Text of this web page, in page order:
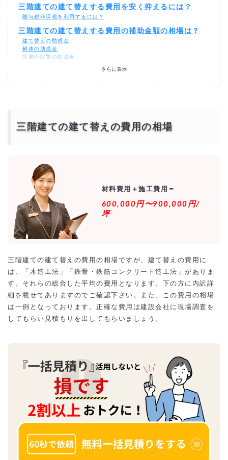
三階建ての建て替えする費用を安く抑えるには？
贈与税非課税を利用するには？
三階建ての建て替えする費用の補助金額の相場は？
建て替えの助成金
解体の助成金
設備の設置の助成金
三階建ての建て替えの相場の土地あり・土地なし価格
相見積もりとは？
一括見積もり無料サービスで安く三階建ての建て替えをできる優良会社
さらに表示
三階建ての建て替えの費用の相場
材料費用＋施工費用＝
600,000円〜900,000円/
坪
三階建ての建て替えの費用の相場ですが、建て替えの費用に
は、「木造工法」「鉄骨・鉄筋コンクリート造工法」がありま
す。それらの総合した平均の費用となります。下の方に内訳詳
細を載せてありますのでご確認下さい。また、この費用の相場
は一例となっております。正確な費用は建設会社に現場調査を
してもらい見積もりを出してもらいましょう。